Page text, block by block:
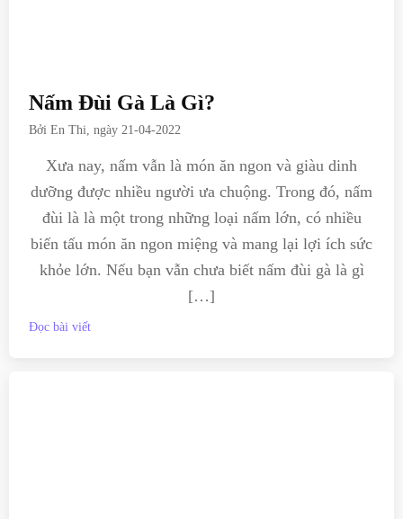
Nấm Đùi Gà Là Gì?
BởiEn Thi , ngày 21-04-2022
Xưa nay, nấm vẫn là món ăn ngon và giàu dinh
dưỡng được nhiều người ưa chuộng. Trong đó, nấm
đùi là là một trong những loại nấm lớn, có nhiều
biến tấu món ăn ngon miệng và mang lại lợi ích sức
khỏe lớn. Nếu bạn vẫn chưa biết nấm đùi gà là gì
[…]
Đọc bài viết